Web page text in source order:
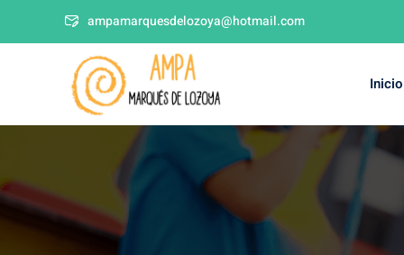
ampamarquesdelozoya@hotmail.com
Inicio